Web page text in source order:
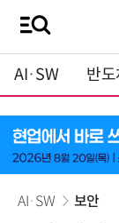
AI·SW 반도
AI·SW 보안